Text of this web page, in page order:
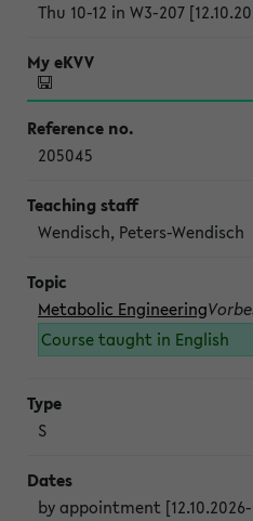
Thu 10-12 in W3-207
205045
Wendisch, Peters-Wendisch
Metabolic Engineering
Course taught in English
S
by appointment